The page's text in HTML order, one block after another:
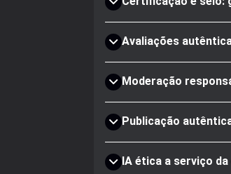
Avaliações
Moderação
Publicação
IA ética a serviço